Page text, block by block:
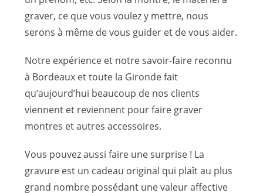
graver, ce que vous voulez y mettre, nous
serons à même de vous guider et de vous aider.
Notre expérience et notre savoir-faire reconnu
à Bordeaux et toute la Gironde fait
qu’aujourd’hui beaucoup de nos clients
viennent et reviennent pour faire graver
montres et autres accessoires.
Vous pouvez aussi faire une surprise ! La
gravure est un cadeau original qui plaît au plus
grand nombre possédant une valeur affective